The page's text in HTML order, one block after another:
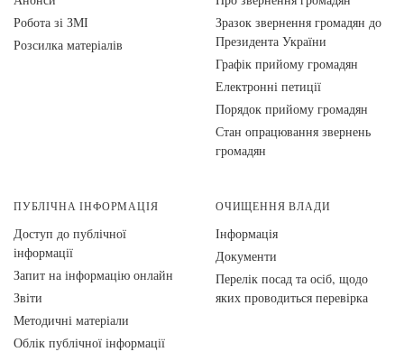
Робота зі ЗМІ
Розсилка матеріалів
Зразок звернення громадян до
Президента України
Графік прийому громадян
Електронні петиції
Порядок прийому громадян
Стан опрацювання звернень
громадян
ПУБЛІЧНА ІНФОРМАЦІЯ
Доступ до публічної
інформації
Запит на інформацію онлайн
Звіти
Методичні матеріали
Облік публічної інформації
ОЧИЩЕННЯ ВЛАДИ
Інформація
Документи
Перелік посад та осіб, щодо
яких проводиться перевірка